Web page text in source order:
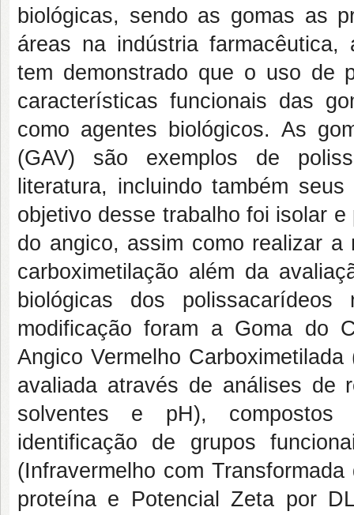
biológicas, sendo as gomas as
áreas na indústria farmacêutica,
tem demonstrado que o uso de
características funcionais das
como agentes biológicos. As
(GAV) são exemplos de
literatura, incluindo também
objetivo desse trabalho foi isolar
do angico, assim como realizar
carboximetilação além da
biológicas dos
modificação foram a Goma do
Angico Vermelho
avaliada através de análises de
solventes e pH), compostos
identificação de grupos
(Infravermelho com
proteína e Potencial Zeta por